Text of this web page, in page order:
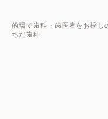
的場で歯科・歯医者をお探し
ちだ歯科